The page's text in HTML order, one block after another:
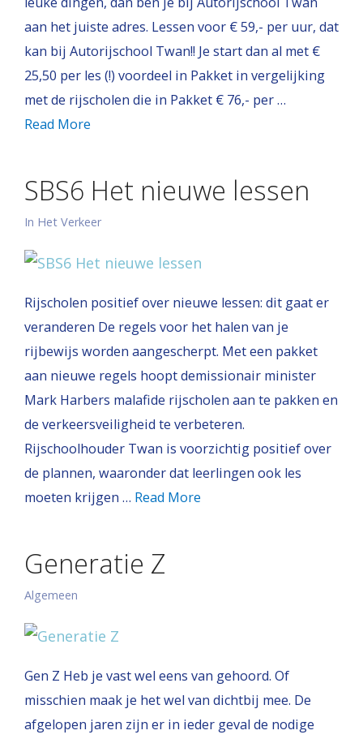
aan het juiste adres. Lessen voor € 59,- per uur, dat
kan bij Autorijschool Twan!! Je start dan al met €
25,50 per les (!) voordeel in Pakket in vergelijking
met de rijscholen die in Pakket € 76,- per …
Read More
SBS6 Het nieuwe lessen
In Het Verkeer
Rijscholen positief over nieuwe lessen: dit gaat er
veranderen De regels voor het halen van je
rijbewijs worden aangescherpt. Met een pakket
aan nieuwe regels hoopt demissionair minister
Mark Harbers malafide rijscholen aan te pakken en
de verkeersveiligheid te verbeteren.
Rijschoolhouder Twan is voorzichtig positief over
de plannen, waaronder dat leerlingen ook les
moeten krijgen … Read More
Generatie Z
Algemeen
Gen Z Heb je vast wel eens van gehoord. Of
misschien maak je het wel van dichtbij mee. De
afgelopen jaren zijn er in ieder geval de nodige